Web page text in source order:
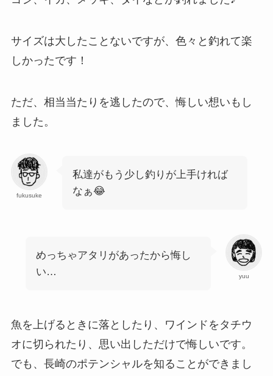
サイズは大したことないですが、色々と釣れて楽
しかったです！
ただ、相当当たりを逃したので、悔しい想いもし
ました。
fukusuke
私達がもう少し釣りが上手ければ
なぁ😂
yuu
めっちゃアタリがあったから悔し
い…
魚を上げるときに落としたり、ワインドをタチウ
オに切られたり、思い出しただけで悔しいです。
でも、長崎のポテンシャルを知ることができまし